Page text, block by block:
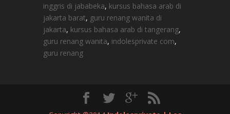
inggris di jababeka, kursus bahasa arab di
jakarta barat, guru renang wanita di
jakarta, kursus bahasa arab di tangerang,
guru renang wanita, indolesprivate com,
guru renang